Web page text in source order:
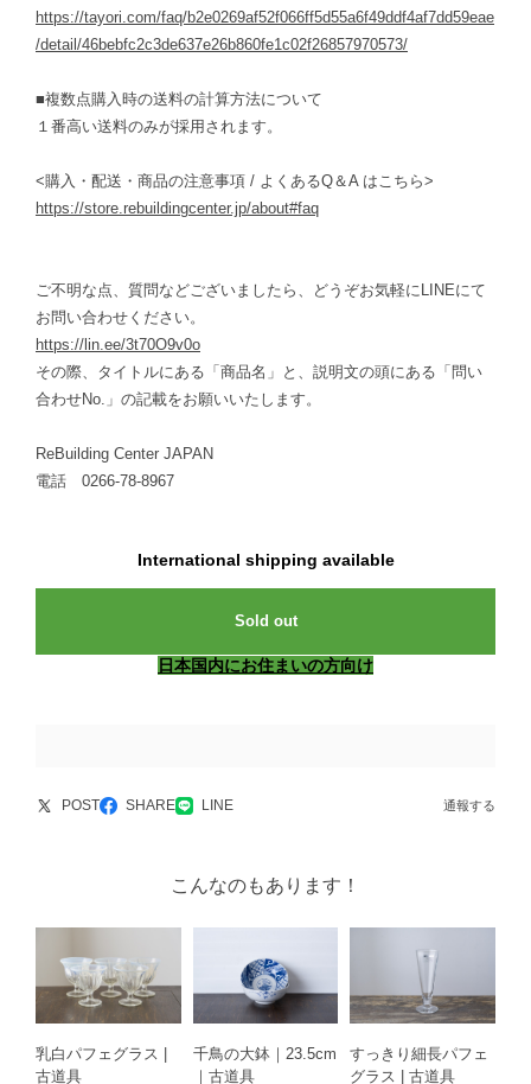
https://tayori.com/faq/b2e0269af52f066ff5d55a6f49ddf4af7dd59eae
/detail/46bebfc2c3de637e26b860fe1c02f26857970573/
■複数点購入時の送料の計算方法について
１番高い送料のみが採用されます。
<購入・配送・商品の注意事項 / よくあるQ＆A はこちら>
https://store.rebuildingcenter.jp/about#faq
ご不明な点、質問などございましたら、どうぞお気軽にLINEにて
お問い合わせください。
https://lin.ee/3t70O9v0o
その際、タイトルにある「商品名」と、説明文の頭にある「問い
合わせNo.」の記載をお願いいたします。
ReBuilding Center JAPAN
電話 0266-78-8967
International shipping available
Sold out
日本国内にお住まいの方向け
POST SHARE LINE 通報する
こんなのもあります！
乳白パフェグラス |
古道具
千鳥の大鉢｜23.5cm
｜古道具
すっきり細長パフェ
グラス | 古道具